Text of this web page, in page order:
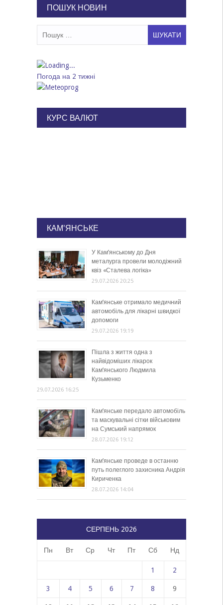
ПОШУК НОВИН
Погода на 2 тижні
КУРС ВАЛЮТ
КАМ'ЯНСЬКЕ
У Кам’янському до Дня
металурга провели молодіжний
квіз «Сталева логіка»
29.07.2026 20:25
Кам’янське отримало медичний
автомобіль для лікарні швидкої
допомоги
29.07.2026 19:19
Пішла з життя одна з
найвідоміших лікарок
Кам’янського Людмила
Кузьменко
29.07.2026 16:25
Кам’янське передало автомобіль
та маскувальні сітки військовим
на Сумський напрямок
28.07.2026 19:12
Кам’янське проведе в останню
путь полеглого захисника Андрія
Кириченка
28.07.2026 14:04
СЕРПЕНЬ 2026
Пн Вт Ср Чт Пт Сб Нд
1 2
3 4 5 6 7 8 9